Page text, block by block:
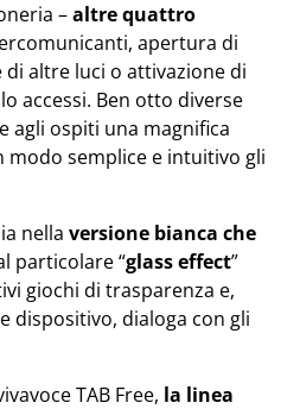
–altre quattro
apertura di
altre luci o attivazione di
accessi. Ben otto diverse
agli ospiti una magnifica
modo semplice e intuitivo gli
nella versione bianca che
particolare “glass effect”
giochi di trasparenza e,
dispositivo, dialoga con gli
TAB Free, la linea